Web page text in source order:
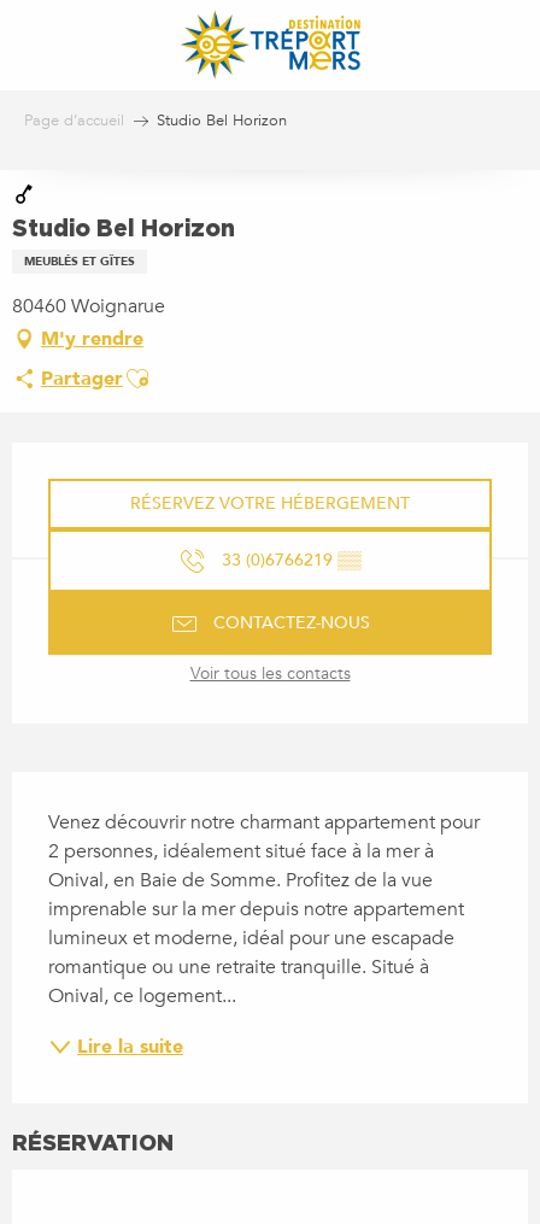
Page d’accueil Studio Bel Horizon
Studio Bel Horizon
MEUBLÉS ET GÎTES
80460 Woignarue
M'y rendre
PartagerAjouter aux favoris
RÉSERVEZ VOTRE HÉBERGEMENT
33 (0)6766219 ▒▒
CONTACTEZ-NOUS
Voir tous les contacts
Venez découvrir notre charmant appartement pour
2 personnes, idéalement situé face à la mer à
Onival, en Baie de Somme. Profitez de la vue
imprenable sur la mer depuis notre appartement
lumineux et moderne, idéal pour une escapade
romantique ou une retraite tranquille. Situé à
Onival, ce logement...
Lire la suite
RÉSERVATION